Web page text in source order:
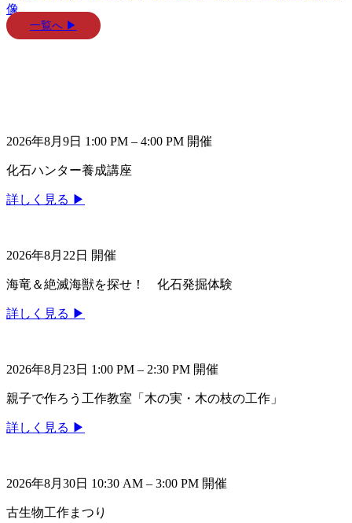
像
一覧へ ▶
2026年8月9日 1:00 PM – 4:00 PM 開催
化石ハンター養成講座
詳しく見る ▶
2026年8月22日 開催
海竜＆絶滅海獣を探せ！ 化石発掘体験
詳しく見る ▶
2026年8月23日 1:00 PM – 2:30 PM 開催
親子で作ろう工作教室「木の実・木の枝の工作」
詳しく見る ▶
2026年8月30日 10:30 AM – 3:00 PM 開催
古生物工作まつり